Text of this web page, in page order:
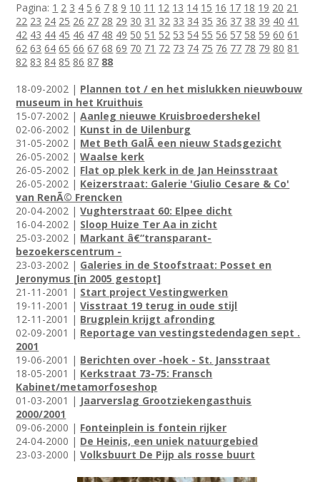
Pagina: 1 2 3 4 5 6 7 8 9 10 11 12 13 14 15 16 17 18 19 20 21
22 23 24 25 26 27 28 29 30 31 32 33 34 35 36 37 38 39 40 41
42 43 44 45 46 47 48 49 50 51 52 53 54 55 56 57 58 59 60 61
62 63 64 65 66 67 68 69 70 71 72 73 74 75 76 77 78 79 80 81
82 83 84 85 86 87 88
18-09-2002 | Plannen tot / en het mislukken nieuwbouw
museum in het Kruithuis
15-07-2002 |Aanleg nieuwe Kruisbroedershekel
02-06-2002 | Kunst in de Uilenburg
31-05-2002 | Met Beth GalÃ­ een nieuw Stadsgezicht
26-05-2002 |Waalse kerk
26-05-2002 | Flat op plek kerk in de Jan Heinsstraat
26-05-2002 | Keizerstraat: Galerie 'Giulio Cesare & Co'
van RenÃ© Frencken
20-04-2002 |Vughterstraat 60: Elpee dicht
16-04-2002 | Sloop Huize Ter Aa in zicht
25-03-2002 | Markant â€“transparant-
bezoekerscentrum -
23-03-2002 | Galeries in de Stoofstraat: Posset en
Jeronymus [in 2005 gestopt]
21-11-2001 | Start project Vestingwerken
19-11-2001 |Visstraat 19 terug in oude stijl
12-11-2001 | Brugplein krijgt afronding
02-09-2001 | Reportage van vestingstedendagen sept .
2001
19-06-2001 | Berichten over -hoek - St. Jansstraat
18-05-2001 | Kerkstraat 73-75: Fransch
Kabinet/metamorfoseshop
01-03-2001 | Jaarverslag Grootziekengasthuis
2000/2001
09-06-2000 | Fonteinplein is fontein rijker
24-04-2000 | De Heinis, een uniek natuurgebied
23-03-2000 |Volksbuurt De Pijp als rosse buurt